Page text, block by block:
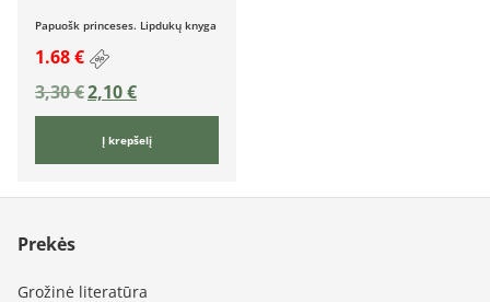
Papuošk princeses. Lipdukų knyga
1.68 €
3,30€2,10€
Į krepšelį
Prekės
Grožinė literatūra